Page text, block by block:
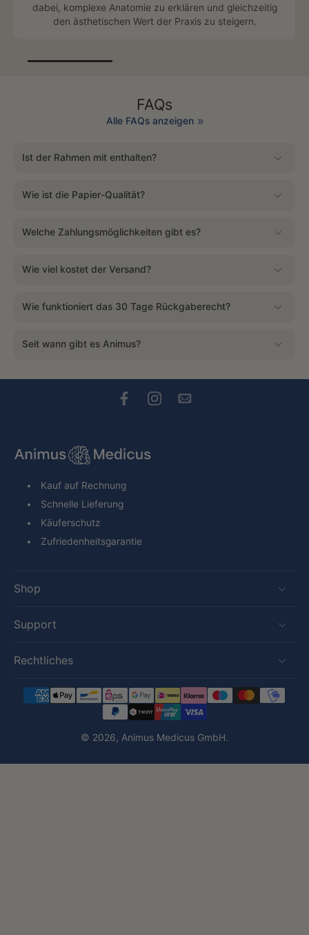
dabei, komplexe Anatomie zu erklären und gleichzeitig
den ästhetischen Wert der Praxis zu steigern.
FAQs
Alle FAQs anzeigen
Ist der Rahmen mit enthalten?
Wie ist die Papier-Qualität?
Welche Zahlungsmöglichkeiten gibt es?
Wie viel kostet der Versand?
Wie funktioniert das 30 Tage Rückgaberecht?
Seit wann gibt es Animus?
Kauf auf Rechnung
Schnelle Lieferung
Käuferschutz
Zufriedenheitsgarantie
Shop
Support
Rechtliches
© 2026, Animus Medicus GmbH.